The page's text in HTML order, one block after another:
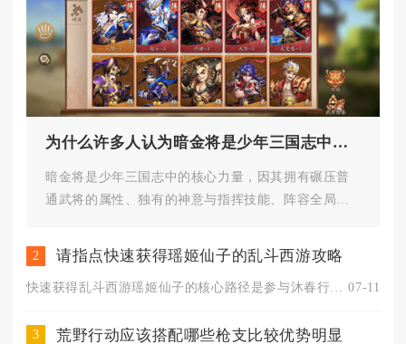
为什么许多人认为暗金将是少年三国志中的核心力量
暗金将是少年三国志中的核心力量，因其拥有碾压普
通武将的属性、独有的神意与指挥技能、阵容全局增
2 请指点快速获得瑶姬仙子的乱斗西游攻略
07-11
3 荒野行动应该搭配哪些枪支比较优势明显